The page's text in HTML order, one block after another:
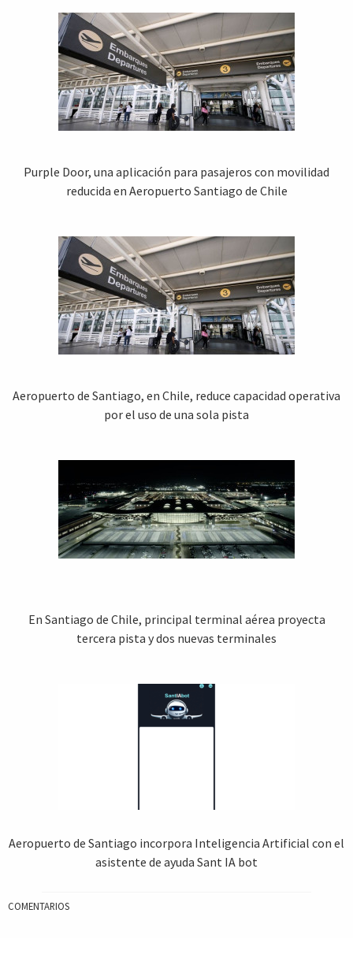
Purple Door, una aplicación para pasajeros con movilidad
reducida en Aeropuerto Santiago de Chile
Aeropuerto de Santiago, en Chile, reduce capacidad operativa
por el uso de una sola pista
En Santiago de Chile, principal terminal aérea proyecta
tercera pista y dos nuevas terminales
Aeropuerto de Santiago incorpora Inteligencia Artificial con el
asistente de ayuda Sant IA bot
COMENTARIOS